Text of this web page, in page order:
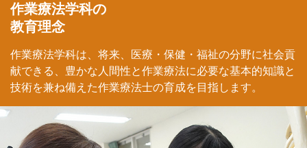
作業療法学科の
教育理念
作業療法学科は、将来、医療・保健・福祉の分野に社会貢
献できる、豊かな人間性と作業療法に必要な基本的知識と
技術を兼ね備えた作業療法士の育成を目指します。